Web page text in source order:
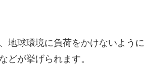
地球環境に負荷をかけないよう
どが挙げられます。